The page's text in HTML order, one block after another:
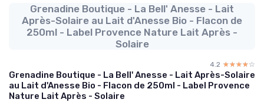
Grenadine Boutique - La Bell' Anesse - Lait
Après-Solaire au Lait d'Anesse Bio - Flacon de
250ml - Label Provence Nature Lait Après -
Solaire
4.2 ☆☆☆☆☆
★★★★★
Grenadine Boutique - La Bell' Anesse - Lait Après-Solaire
au Lait d'Anesse Bio - Flacon de 250ml - Label Provence
Nature Lait Après - Solaire